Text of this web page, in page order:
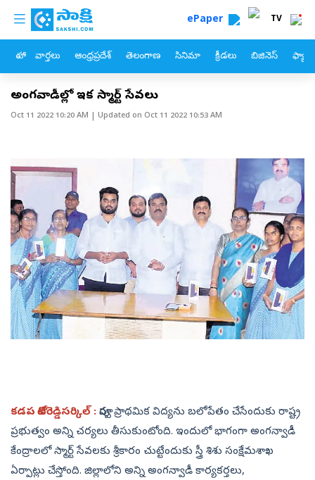
Skip to main content
custom menu ePaper TV
హోం వార్తలు ఆంధ్రప్రదేశ్ తెలంగాణ సినిమా క్రీడలు బిజినెస్
అంగన్‌వాడీల్లో ఇక స్మార్ట్‌ సేవలు
Oct 11 2022 10:20 AM | Updated on Oct 11 2022 10:53 AM
కడప కోటిరెడ్డిసర్కిల్‌ : పూర్వ ప్రాథమిక విద్యను బలోపేతం చేసేందుకు రాష్ట్ర
ప్రభుత్వం అన్ని చర్యలు తీసుకుంటోంది. ఇందులో భాగంగా అంగన్వాడీ
కేంద్రాలలో స్మార్ట్‌ సేవలకు శ్రీకారం చుట్టేందుకు స్త్రీ శిశు సంక్షేమశాఖ
ఏర్పాట్లు చేస్తోంది. జిల్లాలోని అన్ని అంగన్వాడీ కార్యకర్తలు,